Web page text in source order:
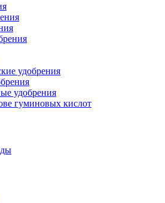
удобрения
удобрения
гуминовых кислот